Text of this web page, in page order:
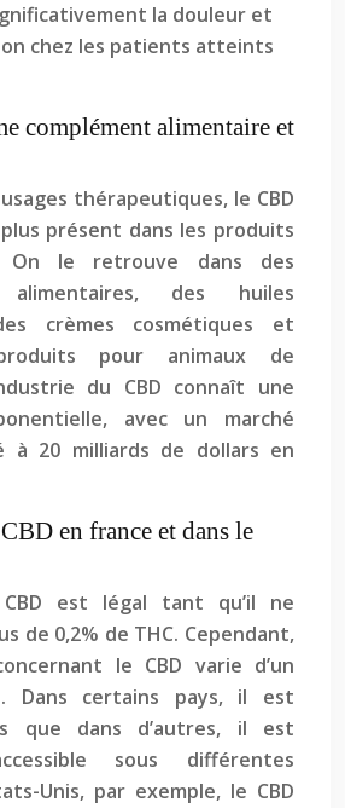
la douleur et
chez les patients atteints
complément alimentaire et
thérapeutiques, le CBD
présent dans les produits
On le retrouve dans des
alimentaires, des huiles
crèmes cosmétiques et
pour animaux de
du CBD connaît une
avec un marché
à 20 milliards de dollars en
en france et dans le
est légal tant qu’il ne
de 0,2% de THC. Cependant,
le CBD varie d’un
Dans certains pays, il est
que dans d’autres, il est
sous différentes
Unis, par exemple, le CBD